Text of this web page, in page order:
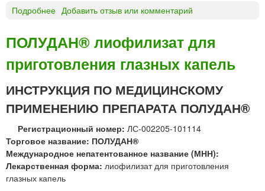
ж
н
о
о
п
р
и
м
е
н
е
т
л
п
р
г
о
т
о
в
Подробнее
О
Л
У
Д
А
Н
®
и
о
ф
и
л
Добавить отзыв или комментарий
ПОЛУДАН® лиофилизат для
приготовления глазных капель
ИНСТРУКЦИЯ ПО МЕДИЦИНСКОМУ
ПРИМЕНЕНИЮ ПРЕПАРАТА ПОЛУДАН®
Регистрационный номер: ЛС-002205-101114
Торговое название: ПОЛУДАН®
Международное непатентованное название (МНН):
Лекарственная форма: лиофилизат для приготовления
глазных капель